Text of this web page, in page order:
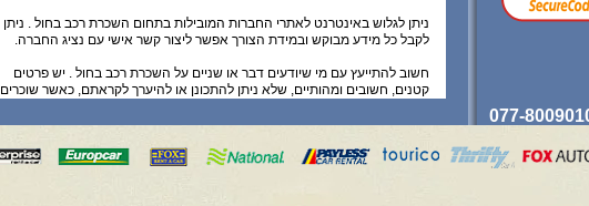
ניתן לגלוש באינטרנט לאתרי החברות המובילות בתחום השכרת רכב בחול . ניתן
לקבל כל מידע מבוקש ובמידת הצורך אפשר ליצור קשר אישי עם נציג החברה.
חשוב להתייעץ עם מי שיודעים דבר או שניים על השכרת רכב בחול . יש פרטים
קטנים, חשובים ומהותיים, שלא ניתן להתכונן או להיערך לקראתם, כאשר שוכרים